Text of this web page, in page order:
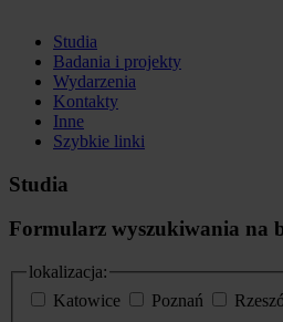
Studia
Badania i projekty
Wydarzenia
Kontakty
Inne
Szybkie linki
Studia
Formularz wyszukiwania na
lokalizacja:
Katowice
Poznań